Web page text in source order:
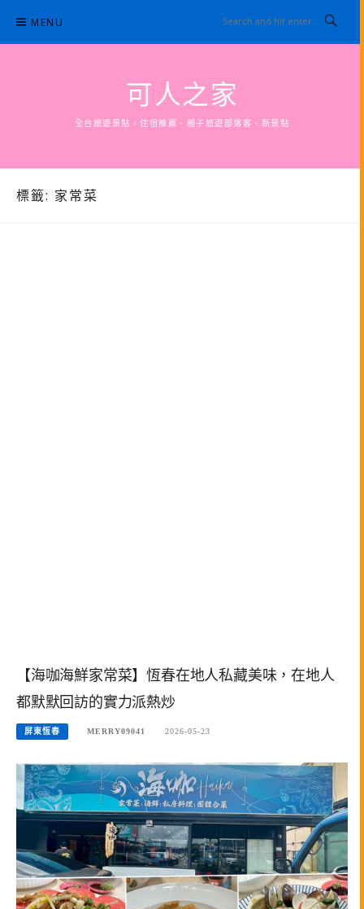
content
MENU
可人之家
全台旅遊景點，住宿推薦、親子旅遊部落客、新景點
標籤: 家常菜
【海咖海鮮家常菜】恆春在地人私藏美味，在地人
都默默回訪的實力派熱炒
屏東恆春 MERRY09041 2026-05-23